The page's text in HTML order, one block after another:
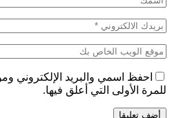
احفظ اسمي والبريد الإلكتروني
للمرة الأولى التي أعلق فيها.